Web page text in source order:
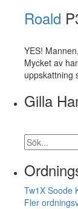
Roald
YES!
Mycket av
uppskattning
Gilla
Tw1X Soode
Fler